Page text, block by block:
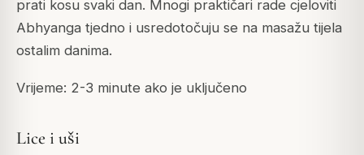
prati kosu svaki dan. Mnogi praktičari rade cjeloviti
Abhyanga tjedno i usredotočuju se na masažu tijela
ostalim danima.
Vrijeme: 2-3 minute ako je uključeno
Lice i uši